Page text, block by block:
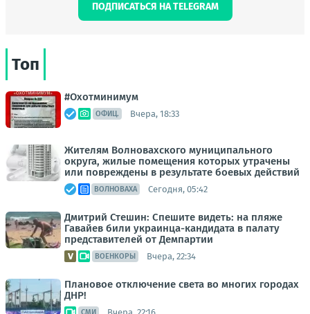
ПОДПИСАТЬСЯ НА TELEGRAM
Топ
#Охотминимум
ОФИЦ. Вчера, 18:33
Жителям Волновахского муниципального
округа, жилые помещения которых утрачены
или повреждены в результате боевых действий
ВОЛНОВАХА Сегодня, 05:42
Дмитрий Стешин: Спешите видеть: на пляже
Гавайев били украинца-кандидата в палату
представителей от Демпартии
ВОЕНКОРЫ Вчера, 22:34
Плановое отключение света во многих городах
ДНР!
Вчера, 22:16